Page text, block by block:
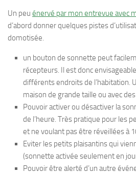
Un peu énervé par mon entrevue avec
d’abord donner quelques pistes
domotisée.
un bouton de sonnette peut
récepteurs. Il est donc
différents endroits de l’habitation.
maison de grande taille ou avec
Pouvoir activer ou désactiver la
de l’heure. Très pratique pour les
et ne voulant pas être réveillées à
Eviter les petits plaisantins qui
(sonnette activée seulement en
Pouvoir être alerté d’un autre